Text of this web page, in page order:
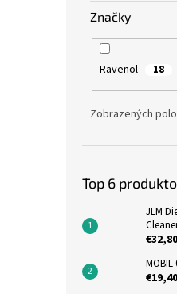
Značky
Ravenol 18
Zobrazených
Top 6
JLM
€32,80
MOBIL
€19,40